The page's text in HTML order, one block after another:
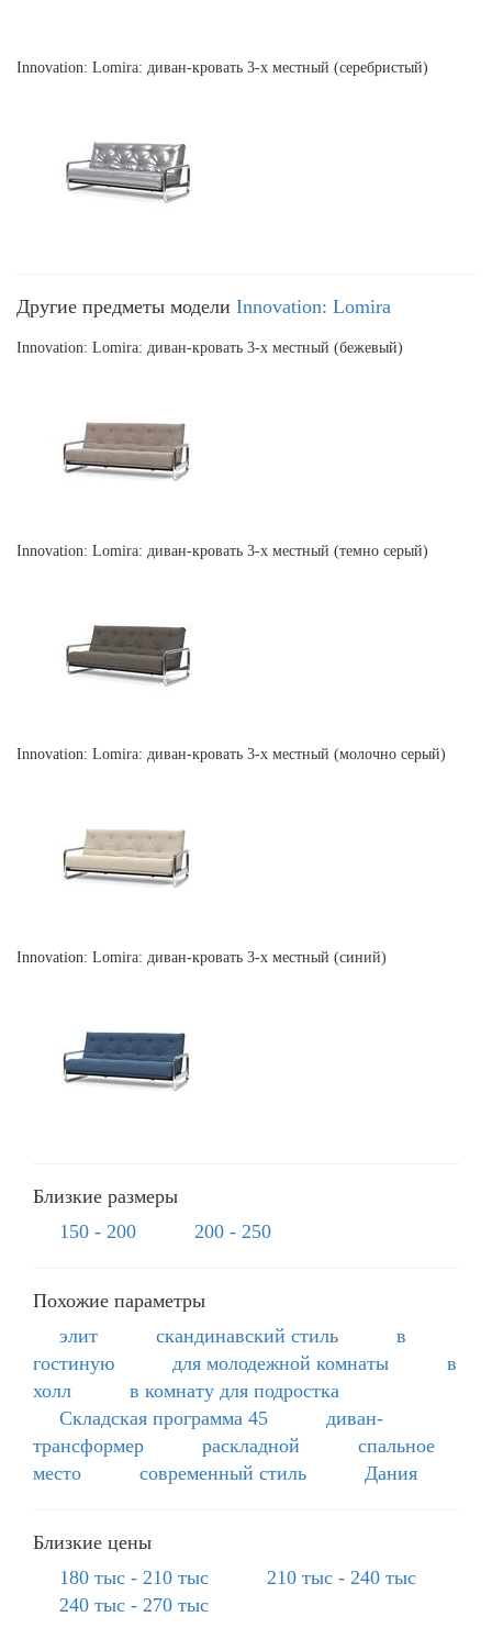
Innovation: Lomira: диван-кровать 3-х местный (серебристый)
Другие предметы модели Innovation: Lomira
Innovation: Lomira: диван-кровать 3-х местный (бежевый)
Innovation: Lomira: диван-кровать 3-х местный (темно серый)
Innovation: Lomira: диван-кровать 3-х местный (молочно серый)
Innovation: Lomira: диван-кровать 3-х местный (синий)
Близкие размеры
150 - 200
200 - 250
Похожие параметры
элит
скандинавский стиль
в
гостиную
для молодежной комнаты
в
холл
в комнату для подростка
Складская программа 45
диван-
трансформер
раскладной
спальное
место
современный стиль Дания
Близкие цены
180 тыс - 210 тыс
210 тыс - 240 тыс
240 тыс - 270 тыс